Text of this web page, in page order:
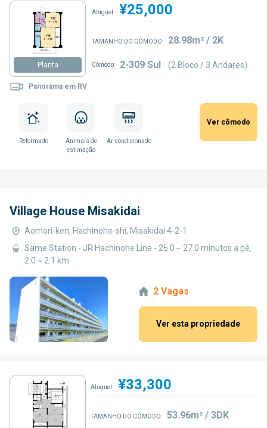
Planta
Panorama em RV
Aluguel: ¥25,000
TAMANHO DO CÔMODO: 28.98m² / 2K
Cômodo: 2-309 Sul (2 Bloco / 3 Andares)
Reformado
Animais de
estimação
Ar-condicionado
Ver cômodo
Village House Misakidai
Aomori-ken, Hachinohe-shi, Misakidai 4-2-1
Same Station - JR Hachinohe Line - 26.0～27.0 minutos a pé,
2.0～2.1 km
2 Vagas
Ver esta propriedade
Aluguel: ¥33,300
TAMANHO DO CÔMODO: 53.96m² / 3DK